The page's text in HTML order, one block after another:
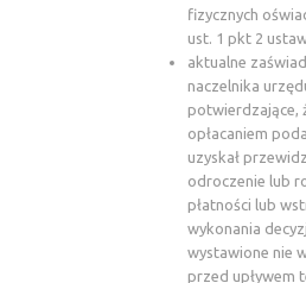
fizycznych
ust. 1 pkt 2
aktualne
naczelnika
potwierdzające,
opłacaniem
uzyskał
odroczenie lub
płatności lub
wykonania
wystawione nie
przed upływem